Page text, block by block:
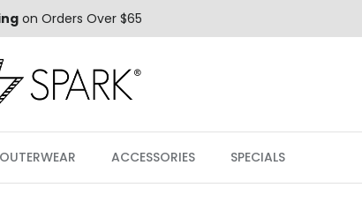
on Orders Over $65
OUTERWEAR ACCESSORIES SPECIALS